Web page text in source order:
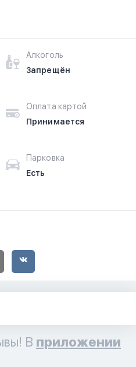
Алкоголь
Запрещён
Оплата картой
Принимается
Парковка
Есть
В приложении